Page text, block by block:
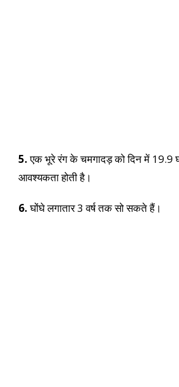
5.एक भूरे रंग के चमगादड़ को दिन में 19.9
आवश्यकता होती है।
6.घोंघे लगातार 3 वर्ष तक सो सकते हैं।